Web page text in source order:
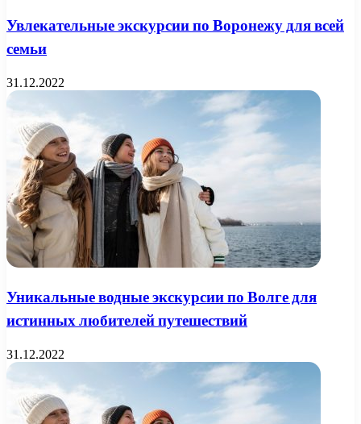
Увлекательные экскурсии по Воронежу для всей
семьи
31.12.2022
Уникальные водные экскурсии по Волге для
истинных любителей путешествий
31.12.2022